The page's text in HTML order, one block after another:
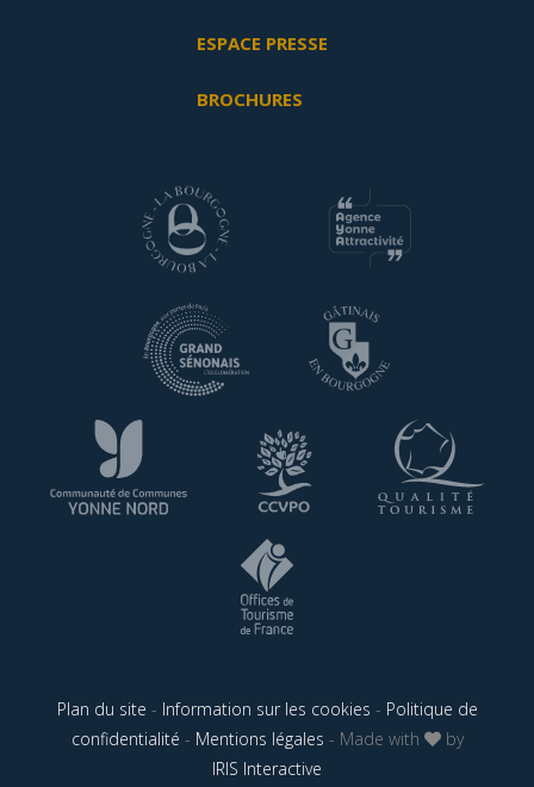
ESPACE PRESSE
BROCHURES
Plan du site - Information sur les cookies - Politique de
confidentialité - Mentions légales - Made with
by
IRIS Interactive